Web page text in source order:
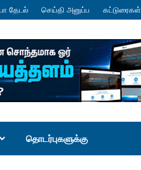
தேடல் செய்தி அனுப்ப கட்டுரைகள்
தொடர்புகளுக்கு